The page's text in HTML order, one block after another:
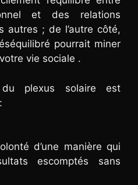
et des relations
autres ; de l’autre côté,
pourrait miner
vie sociale .
plexus solaire est
d’une manière qui
escomptés sans